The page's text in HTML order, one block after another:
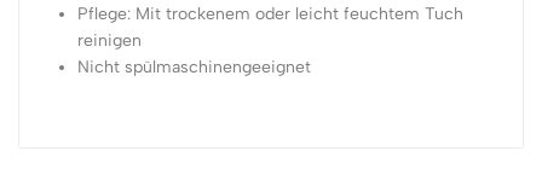
Pflege: Mit trockenem oder leicht feuchtem Tuch
reinigen
Nicht spülmaschinengeeignet